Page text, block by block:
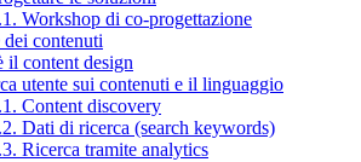
Workshop di co-progettazione
contenuti
il content design
utente sui contenuti e il linguaggio
Content discovery
Dati di ricerca (search keywords)
Ricerca tramite analytics